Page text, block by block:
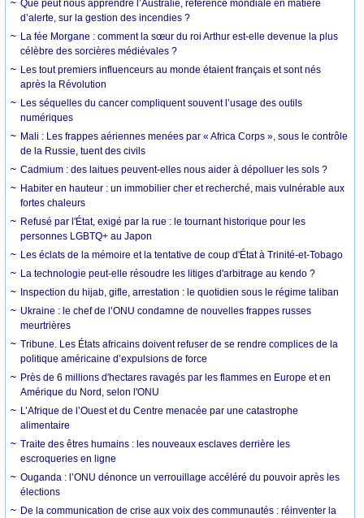
Que peut nous apprendre l’Australie, référence mondiale en matière
d’alerte, sur la gestion des incendies ?
La fée Morgane : comment la sœur du roi Arthur est-elle devenue la plus
célèbre des sorcières médiévales ?
Les tout premiers influenceurs au monde étaient français et sont nés
après la Révolution
Les séquelles du cancer compliquent souvent l’usage des outils
numériques
Mali : Les frappes aériennes menées par « Africa Corps », sous le contrôle
de la Russie, tuent des civils
Cadmium : des laitues peuvent-elles nous aider à dépolluer les sols ?
Habiter en hauteur : un immobilier cher et recherché, mais vulnérable aux
fortes chaleurs
Refusé par l'État, exigé par la rue : le tournant historique pour les
personnes LGBTQ+ au Japon
Les éclats de la mémoire et la tentative de coup d'État à Trinité-et-Tobago
La technologie peut-elle résoudre les litiges d'arbitrage au kendo ?
Inspection du hijab, gifle, arrestation : le quotidien sous le régime taliban
Ukraine : le chef de l’ONU condamne de nouvelles frappes russes
meurtrières
Tribune. Les États africains doivent refuser de se rendre complices de la
politique américaine d’expulsions de force
Près de 6 millions d'hectares ravagés par les flammes en Europe et en
Amérique du Nord, selon l'ONU
L’Afrique de l’Ouest et du Centre menacée par une catastrophe
alimentaire
Traite des êtres humains : les nouveaux esclaves derrière les
escroqueries en ligne
Ouganda : l’ONU dénonce un verrouillage accéléré du pouvoir après les
élections
De la communication de crise aux voix des communautés : réinventer la